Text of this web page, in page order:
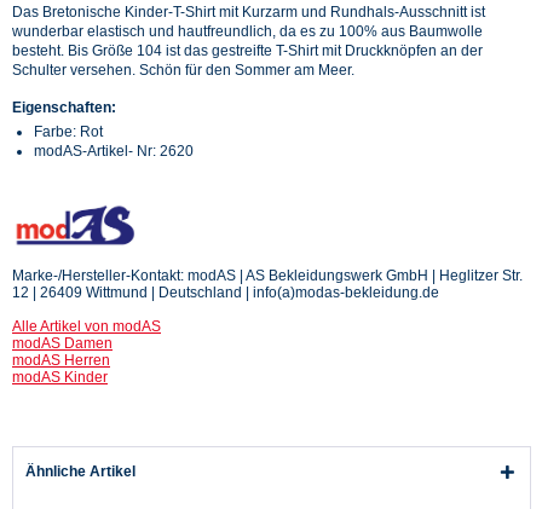
Das Bretonische Kinder-T-Shirt mit Kurzarm und Rundhals-Ausschnitt ist
wunderbar elastisch und hautfreundlich, da es zu 100% aus Baumwolle
besteht. Bis Größe 104 ist das gestreifte T-Shirt mit Druckknöpfen an der
Schulter versehen. Schön für den Sommer am Meer.
Eigenschaften:
Farbe: Rot
modAS-Artikel- Nr: 2620
Marke-/Hersteller-Kontakt: modAS | AS Bekleidungswerk GmbH | Heglitzer Str.
12 | 26409 Wittmund | Deutschland | info(a)modas-bekleidung.de
Alle Artikel von modAS
modAS Damen
modAS Herren
modAS Kinder
Ähnliche Artikel